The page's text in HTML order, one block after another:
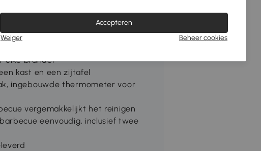
momenten.
koken in een pan mogelijk
geschikt voor 6 tot 12 personen
elke brander
kast en een zijtafel
ingebouwde thermometer voor
vergemakkelijkt het reinigen
eenvoudig, inclusief twee
Accepteren
Weiger
Beheer cookies